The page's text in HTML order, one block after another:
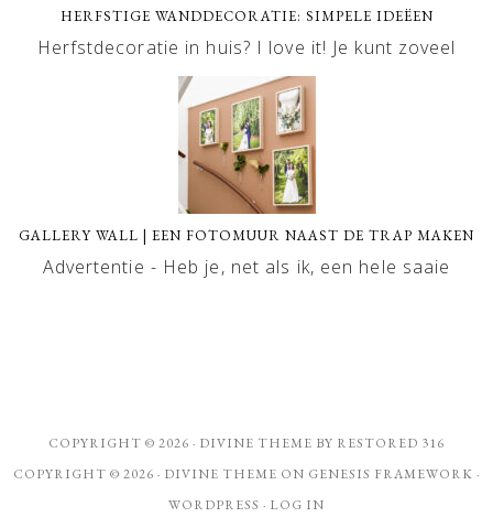
HERFSTIGE WANDDECORATIE: SIMPELE IDEËEN
Herfstdecoratie in huis? I love it! Je kunt zoveel
GALLERY WALL | EEN FOTOMUUR NAAST DE TRAP MAKEN
Advertentie - Heb je, net als ik, een hele saaie
COPYRIGHT © 2026 · DIVINE THEME BY RESTORED 316
COPYRIGHT © 2026 · DIVINE THEME ON GENESIS FRAMEWORK ·
WORDPRESS · LOG IN